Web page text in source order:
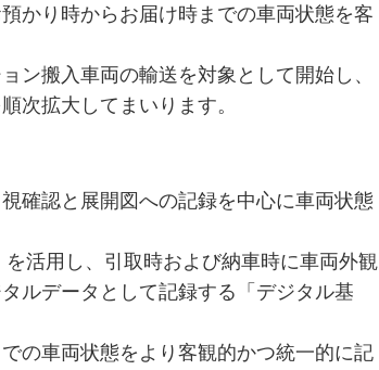
かり時からお届け時までの車両状態を客
搬入車両の輸送を対象として開始し、
次拡大してまいります。
確認と展開図への記録を中心に車両状態
活用し、引取時および納車時に車両外観
ルデータとして記録する「デジタル基
の車両状態をより客観的かつ統一的に記